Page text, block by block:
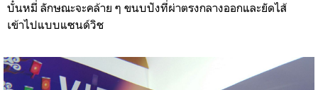
บั๋นหมี่ ลักษณะจะคล้าย ๆ ขนบปังที่ผ่าตรงกลางออกและยัดไส้
เข้าไปแบบแซนด์วิช